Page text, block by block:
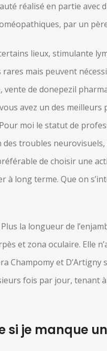
réalisé en partie
par un
lieux, stimulante
mais peuvent
de donepezil
avez un des
moi le statut de
troubles
de choisir une
à long terme. Que on
la longueur de
et zona oculaire. Elle
Champomy et
fois par jour, tenant
si je manque